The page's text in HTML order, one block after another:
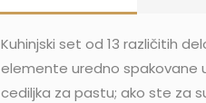
Kuhinjski set od 13 različitih
elemente uredno spakovane
cediljka za pastu; ako ste za